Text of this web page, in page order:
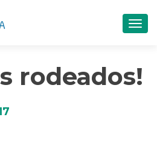
rodeados!